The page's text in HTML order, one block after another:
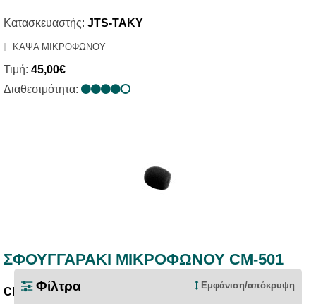
Εμφάνιση/απόκρυψη
Φίλτρα
Κατασκευαστής: JTS-TAKY
ΚΑΨΑ ΜΙΚΡΟΦΩΝΟΥ
Τιμή: 45,00€
Διαθεσιμότητα:
ΣΦΟΥΓΓΑΡΑΚΙ ΜΙΚΡΟΦΩΝΟΥ CM-501
CM-501/SPONGE